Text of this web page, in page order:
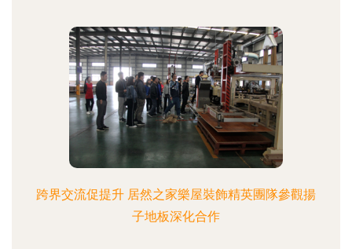
跨界交流促提升 居然之家樂屋裝飾精英團隊參觀揚
子地板深化合作